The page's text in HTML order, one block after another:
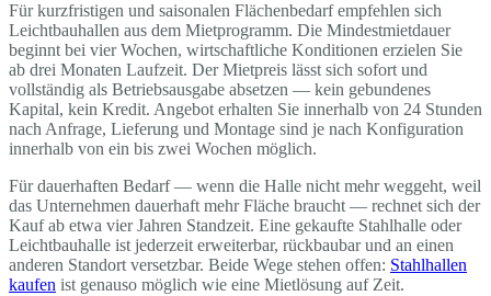
Für kurzfristigen und saisonalen Flächenbedarf empfehlen sich
Leichtbauhallen aus dem Mietprogramm. Die Mindestmietdauer
beginnt bei vier Wochen, wirtschaftliche Konditionen erzielen Sie
ab drei Monaten Laufzeit. Der Mietpreis lässt sich sofort und
vollständig als Betriebsausgabe absetzen — kein gebundenes
Kapital, kein Kredit. Angebot erhalten Sie innerhalb von 24 Stunden
nach Anfrage, Lieferung und Montage sind je nach Konfiguration
innerhalb von ein bis zwei Wochen möglich.
Für dauerhaften Bedarf — wenn die Halle nicht mehr weggeht, weil
das Unternehmen dauerhaft mehr Fläche braucht — rechnet sich der
Kauf ab etwa vier Jahren Standzeit. Eine gekaufte Stahlhalle oder
Leichtbauhalle ist jederzeit erweiterbar, rückbaubar und an einen
anderen Standort versetzbar. Beide Wege stehen offen: Stahlhallen
kaufen ist genauso möglich wie eine Mietlösung auf Zeit.